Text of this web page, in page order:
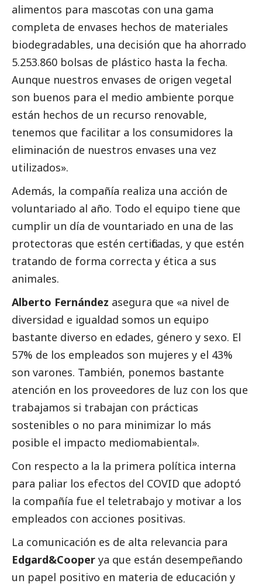
alimentos para mascotas con una gama
completa de envases hechos de materiales
biodegradables, una decisión que ha ahorrado
5.253.860 bolsas de plástico hasta la fecha.
Aunque nuestros envases de origen vegetal
son buenos para el medio ambiente porque
están hechos de un recurso renovable,
tenemos que facilitar a los consumidores la
eliminación de nuestros envases una vez
utilizados».
Además, la compañía realiza una acción de
voluntariado al año. Todo el equipo tiene que
cumplir un día de vountariado en una de las
protectoras que estén certificadas, y que estén
tratando de forma correcta y ética a sus
animales.
Alberto Fernández asegura que «a nivel de
diversidad e igualdad somos un equipo
bastante diverso en edades, género y sexo. El
57% de los empleados son mujeres y el 43%
son varones. También, ponemos bastante
atención en los proveedores de luz con los que
trabajamos si trabajan con prácticas
sostenibles o no para minimizar lo más
posible el impacto mediomabiental».
Con respecto a la la primera política interna
para paliar los efectos del COVID que adoptó
la compañía fue el teletrabajo y motivar a los
empleados con acciones positivas.
La comunicación es de alta relevancia para
Edgard&Cooper ya que están desempeñando
un papel positivo en materia de educación y